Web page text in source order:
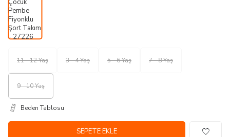
11 - 12 Yaş 3 - 4 Yaş 5 - 6 Yaş 7 - 8 Yaş
9 - 10 Yaş
Beden Tablosu
SEPETE EKLE